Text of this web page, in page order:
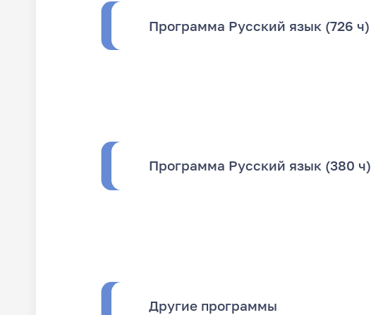
Программа Русский язык (726 ч)
Программа Русский язык (380 ч)
Другие программы